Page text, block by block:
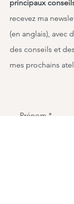
à les utiliser ! Merci.
principaux
recevez ma
(en anglais), avec
des conseils et
mes prochains
Prénom